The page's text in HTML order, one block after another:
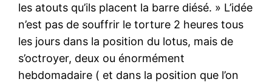
les atouts qu’ils placent la barre diésé. » L’idée
n’est pas de souffrir le torture 2 heures tous
les jours dans la position du lotus, mais de
s’octroyer, deux ou énormément
hebdomadaire ( et dans la position que l’on